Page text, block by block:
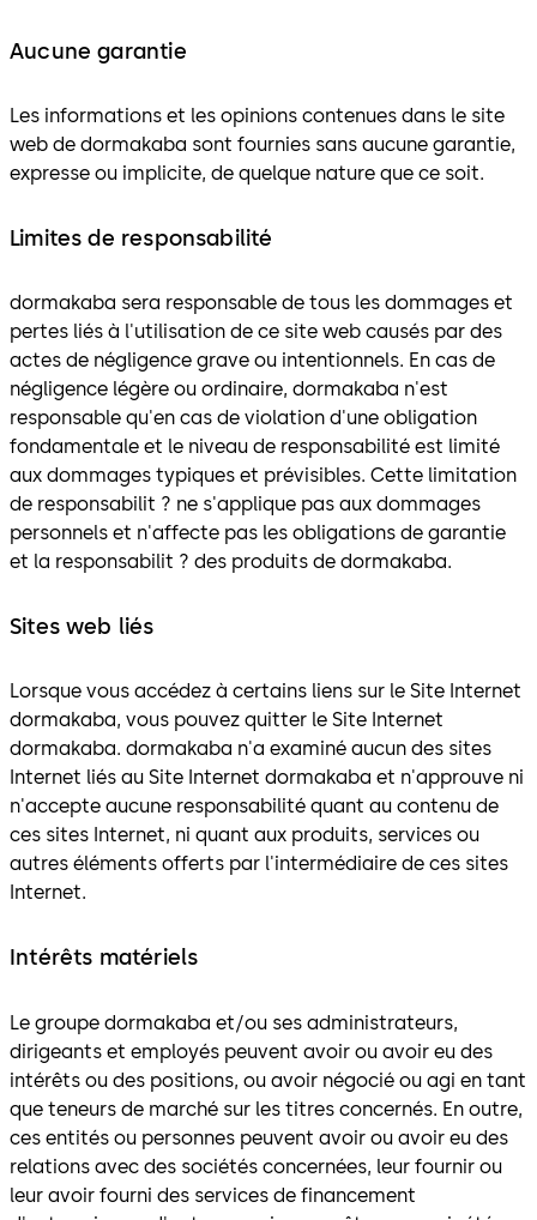
Aucune garantie
Les informations et les opinions contenues dans le site
web de dormakaba sont fournies sans aucune garantie,
expresse ou implicite, de quelque nature que ce soit.
Limites de responsabilité
dormakaba sera responsable de tous les dommages et
pertes liés à l'utilisation de ce site web causés par des
actes de négligence grave ou intentionnels. En cas de
négligence légère ou ordinaire, dormakaba n'est
responsable qu'en cas de violation d'une obligation
fondamentale et le niveau de responsabilité est limité
aux dommages typiques et prévisibles. Cette limitation
de responsabilit ? ne s'applique pas aux dommages
personnels et n'affecte pas les obligations de garantie
et la responsabilit ? des produits de dormakaba.
Sites web liés
Lorsque vous accédez à certains liens sur le Site Internet
dormakaba, vous pouvez quitter le Site Internet
dormakaba. dormakaba n'a examiné aucun des sites
Internet liés au Site Internet dormakaba et n'approuve ni
n'accepte aucune responsabilité quant au contenu de
ces sites Internet, ni quant aux produits, services ou
autres éléments offerts par l'intermédiaire de ces sites
Internet.
Intérêts matériels
Le groupe dormakaba et/ou ses administrateurs,
dirigeants et employés peuvent avoir ou avoir eu des
intérêts ou des positions, ou avoir négocié ou agi en tant
que teneurs de marché sur les titres concernés. En outre,
ces entités ou personnes peuvent avoir ou avoir eu des
relations avec des sociétés concernées, leur fournir ou
leur avoir fourni des services de financement